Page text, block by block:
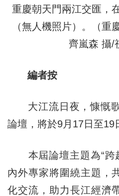
重慶朝天門兩江交匯，
（無人機照片）。（重
齊嵐森 攝/
編者按
大江流日夜，慷慨歌
論壇，將於9月17日至19
本屆論壇主題為“跨
內外專家將圍繞主題，
化交流，助力長江經濟